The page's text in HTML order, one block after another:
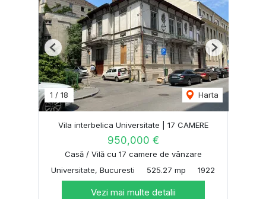
1 / 18 Harta
Previous Next
Vila interbelica Universitate | 17 CAMERE
950,000 €
Casă / Vilă cu 17 camere de vânzare
Universitate, Bucuresti
525.27 mp 1922
Vezi mai multe detalii